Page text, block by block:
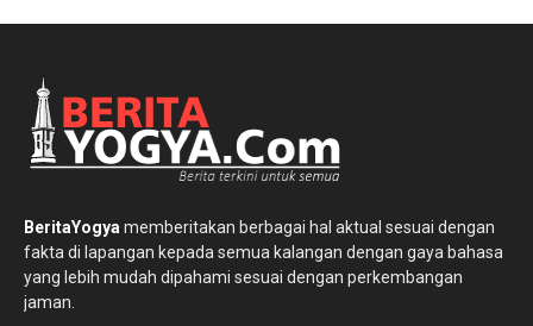
BeritaYogyamemberitakan berbagai hal aktual sesuai dengan
fakta di lapangan kepada semua kalangan dengan gaya bahasa
yang lebih mudah dipahami sesuai dengan perkembangan
jaman.